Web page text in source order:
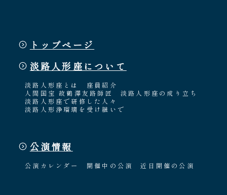
トップページ
淡路人形座について
淡路人形座とは
座員紹介
人間国宝 故鶴澤友路師匠
淡路人形座の成り立ち
淡路人形座で研修した人々
淡路人形浄瑠璃を受け継いで
公演情報
公演カレンダー 開催中の公演 近日開催の公演